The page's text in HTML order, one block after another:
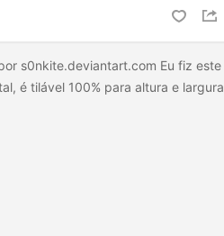
s0nkite.deviantart.com Eu fiz este
é tilável 100% para altura e largura